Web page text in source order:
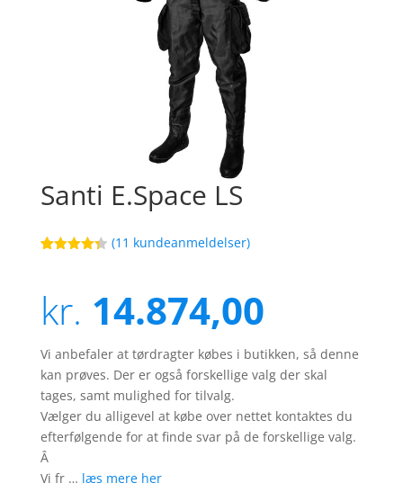
Santi E.Space LS
baseret
på
kundebedø
(11 kundeanmeldelser)
kr. 14.874,00
Vi anbefaler at tørdragter købes i butikken, så denne
kan prøves. Der er også forskellige valg der skal
tages, samt mulighed for tilvalg.
Vælger du alligevel at købe over nettet kontaktes du
efterfølgende for at finde svar på de forskellige valg.
Â
Vi fr … læs mere her